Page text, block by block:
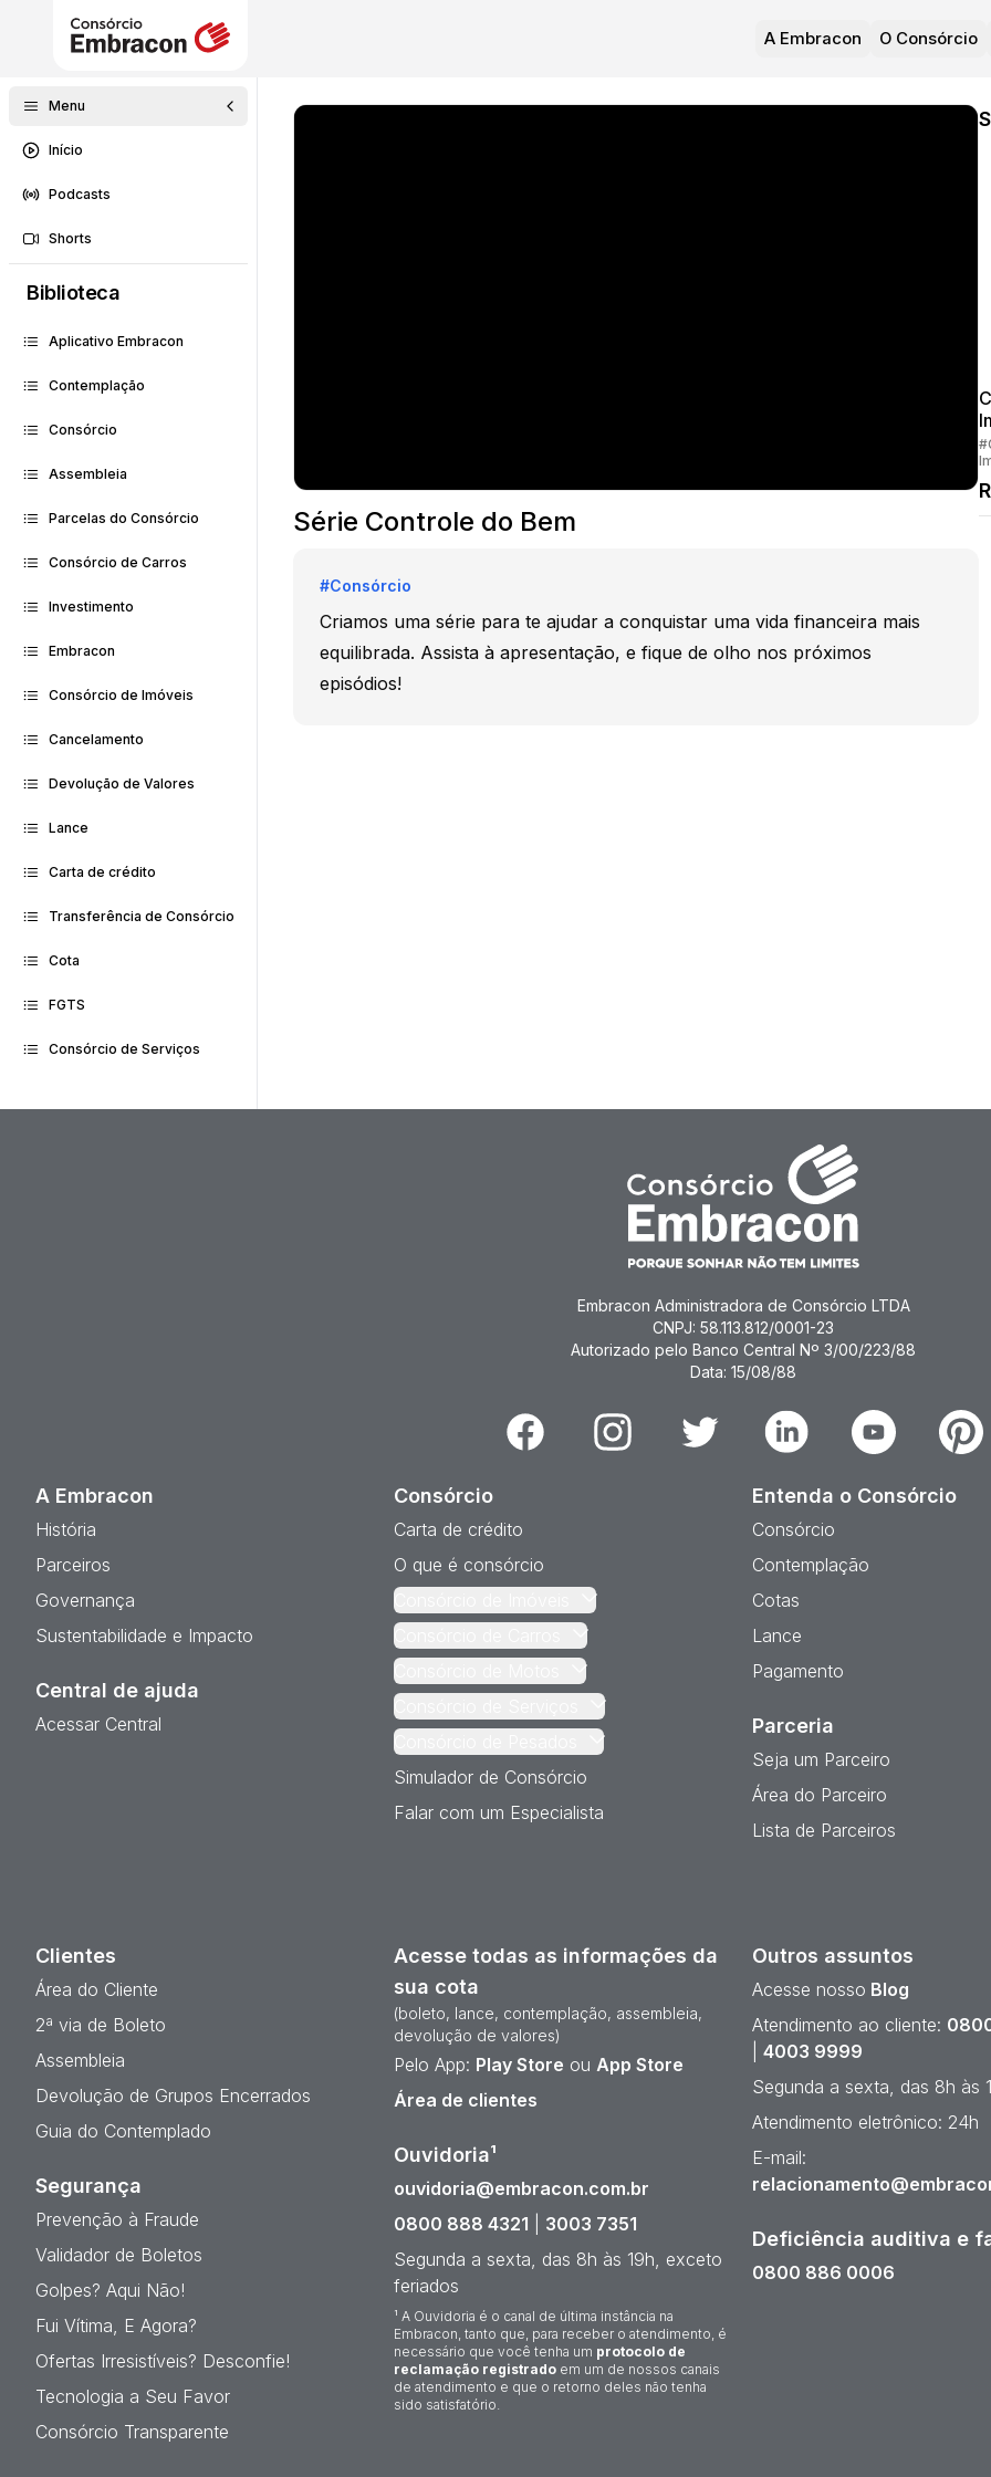
A Embracon O Consórcio
Menu
Início
Podcasts
Shorts
Biblioteca
Aplicativo Embracon
Contemplação
Consórcio
Assembleia
Parcelas do Consórcio
Consórcio de Carros
Investimento
Embracon
Consórcio de Imóveis
Cancelamento
Devolução de Valores
Lance
Carta de crédito
Transferência de Consórcio
Cota
FGTS
Consórcio de Serviços
Série Controle do Bem
#Consórcio
Criamos uma série para te ajudar a conquistar uma vida financeira mais
equilibrada. Assista à apresentação, e fique de olho nos próximos
episódios!
Embracon Administradora de Consórcio LTDA
CNPJ: 58.113.812/0001-23
Autorizado pelo Banco Central Nº 3/00/223/88
Data: 15/08/88
Facebook Instagram Twitter Linkedin Youtube
A Embracon
História
Parceiros
Governança
Sustentabilidade e Impacto
Central de ajuda
Acessar Central
Consórcio
Carta de crédito
O que é consórcio
Simulador de Consórcio
Falar com um Especialista
Entenda o Consórcio
Consórcio
Contemplação
Cotas
Lance
Pagamento
Parceria
Seja um Parceiro
Área do Parceiro
Lista de Parceiros
Clientes
Área do Cliente
2ª via de Boleto
Assembleia
Devolução de Grupos Encerrados
Guia do Contemplado
Segurança
Prevenção à Fraude
Validador de Boletos
Golpes? Aqui Não!
Fui Vítima, E Agora?
Ofertas Irresistíveis? Desconfie!
Tecnologia a Seu Favor
Consórcio Transparente
Acesse todas as informações da
sua cota
(boleto, lance, contemplação, assembleia,
devolução de valores)
Pelo App: Play Store ou App Store
Área de clientes
Ouvidoria¹
ouvidoria@embracon.com.br
0800 888 4321
3003 7351
Segunda a sexta, das 8h às 19h, exceto
feriados
¹ A Ouvidoria é o canal de última instância na
Embracon, tanto que, para receber o atendimento, é
necessário que você tenha um protocolo de
reclamação registrado em um de nossos canais
de atendimento e que o retorno deles não tenha
sido satisfatório.
Outros assuntos
Acesse nosso Blog
Atendimento ao cliente:
4003 9999
Segunda a sexta, das 8h às
Atendimento eletrônico: 24h
E-mail:
Deficiência auditiva e
0800 886 0006